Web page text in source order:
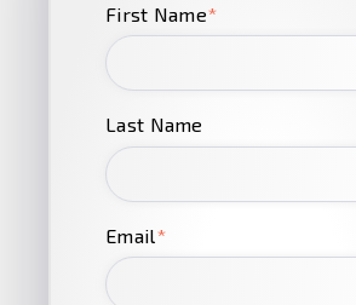
First Name*
Last Name
Email*